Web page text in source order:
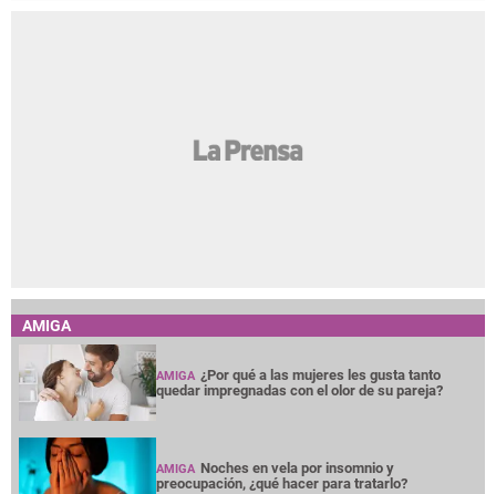
AMIGA
AMIGA ¿Por qué a las mujeres les gusta tanto
quedar impregnadas con el olor de su pareja?
AMIGA Noches en vela por insomnio y
preocupación, ¿qué hacer para tratarlo?